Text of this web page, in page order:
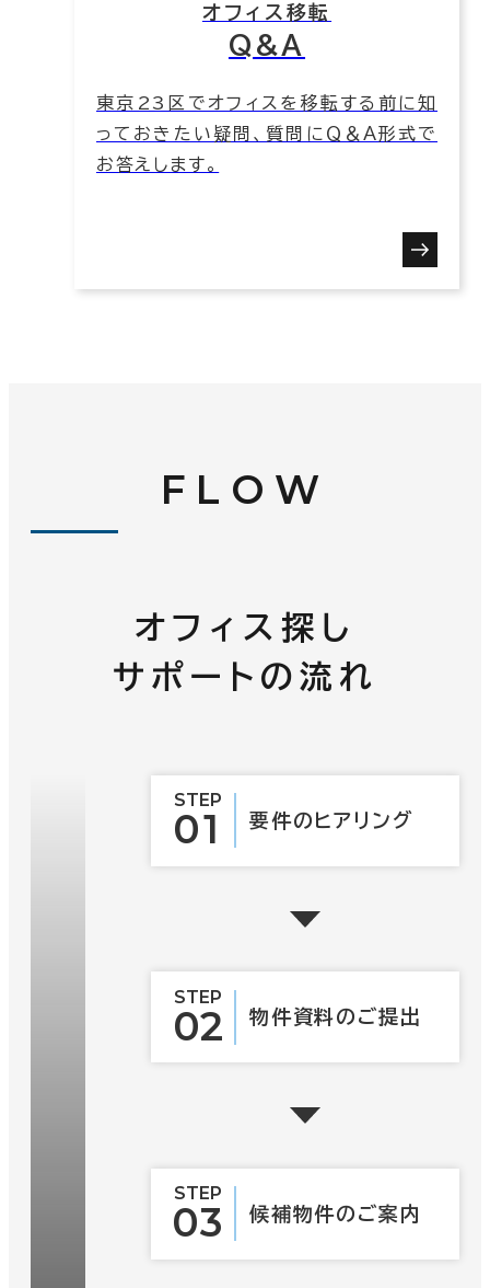
オフィス移転
Q&A
東京23区でオフィスを移転する前に知
っておきたい疑問、質問にＱ＆Ａ形式で
お答えします。
FLOW
オフィス探し
サポートの流れ
STEP
01 要件の ヒアリング
STEP
02 物件資料の ご提出
STEP
03 候補物件の ご案内